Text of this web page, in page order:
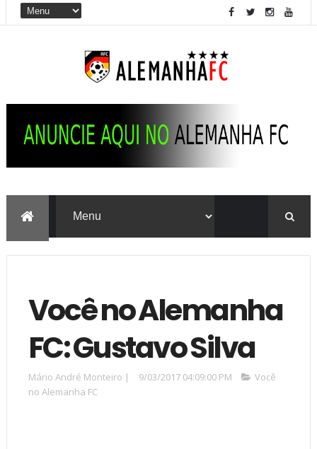
Você no Alemanha
FC: Gustavo Silva
Mário André Monteiro | 9/03/2017 04:09:00 PM
Você
no Alemanha FC